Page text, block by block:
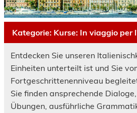
Kategorie: Kurse: In viaggio per
Entdecken Sie unseren
Einheiten unterteilt ist und Sie
Fortgeschrittenenniveau
Sie finden ansprechende
Übungen, ausführliche